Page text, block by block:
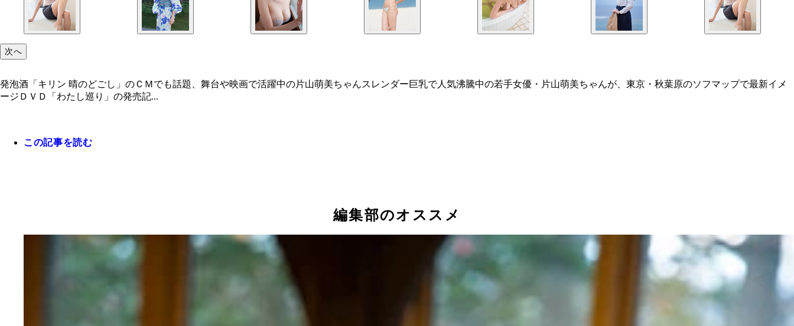
次へ
発泡酒「キリン 晴のどごし」のＣＭでも話題、舞台や映画で活躍中の片山萌美ちゃんスレンダー巨乳で人気沸騰中の若手女優・片山萌美ちゃんが、東京・秋葉原のソフマップで最新イメ
ージＤＶＤ「わたし巡り」の発売記...
この記事を読む
編集部のオススメ